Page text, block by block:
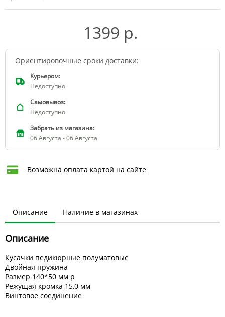
1399 р.
Ориентировочные сроки доставки:
Курьером:
Недоступно
Самовывоз:
Недоступно
Забрать из магазина:
06 Августа - 06 Августа
Возможна оплата картой на сайте
Описание Наличие в магазинах
Описание
Кусачки педикюрные полуматовые
Двойная пружина
Размер 140*50 мм р
Режущая кромка 15,0 мм
Винтовое соединение